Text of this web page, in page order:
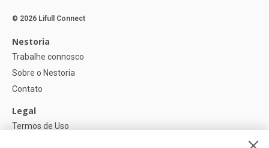
© 2026 Lifull Connect
Nestoria
Trabalhe connosco
Sobre o Nestoria
Contato
Legal
Termos de Uso